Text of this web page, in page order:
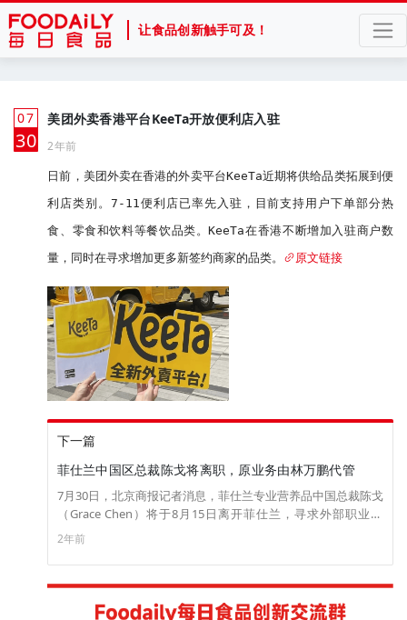
让食品创新触手可及！
07
月
30
美团外卖香港平台KeeTa开放便利店入驻
2年前
日前，美团外卖在香港的外卖平台KeeTa近期将供给品类拓展到便
利店类别。7-11便利店已率先入驻，目前支持用户下单部分热
食、零食和饮料等餐饮品类。KeeTa在香港不断增加入驻商户数
量，同时在寻求增加更多新签约商家的品类。
原文链接
下一篇
菲仕兰中国区总裁陈戈将离职，原业务由林万鹏代管
7月30日，北京商报记者消息，菲仕兰专业营养品中国总裁陈戈
（Grace Chen）将于8月15日离开菲仕兰，寻求外部职业发
展。在正式任命继任人之前，菲仕兰专业营养品全球总裁林万
仕兰中国专业营养品业务。
2年前